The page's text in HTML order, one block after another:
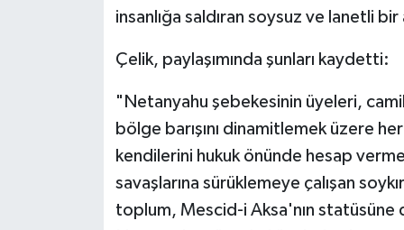
insanlığa saldıran soysuz ve lanetli
Çelik, paylaşımında şunları kaydetti:
"Netanyahu şebekesinin üyeleri,
bölge barışını dinamitlemek üzere
kendilerini hukuk önünde hesap
savaşlarına sürüklemeye çalışan
toplum, Mescid-i Aksa'nın
Çanakkale Müftülüğü
Çankırı Müftülüğü
Denizli Müftülüğü
Bilim, Teknoloji
Diyanet TV